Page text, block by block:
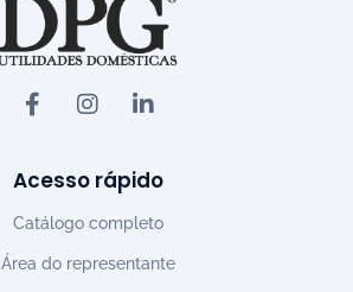
Acesso rápido
Catálogo completo
Área do representante